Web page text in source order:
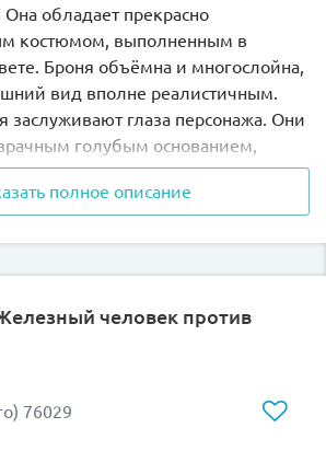
Она обладает прекрасно
костюмом, выполненным в
Броня объёмна и многослойна,
вид вполне реалистичным.
заслуживают глаза персонажа. Они
голубым основанием,
подсветки.
составляет7 см.
номер персонажа и
Железного человека с
полное описание
человек против
76029